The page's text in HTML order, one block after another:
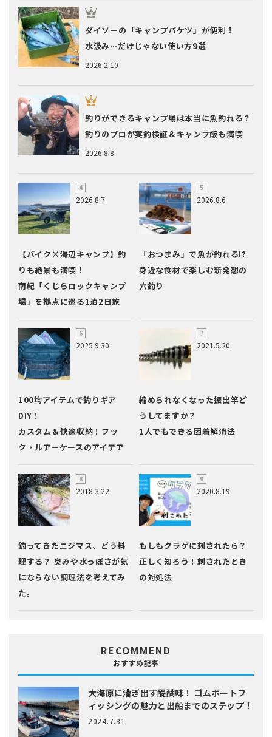
2026.2.10
ダイソーの「キャンプバケツ」が便利！
水汲み…だけじゃない使い方9選
2026.8.8
釣りができるキャンプ場は本当に魚釣れる？
釣りのプロが実釣検証＆キャンプ飯も満喫
2026.8.7
【バイク×海辺キャンプ】釣
りも絶景も満喫！
南紀「くじらロックキャンプ
場」を拠点に巡る1泊2日旅
2026.8.6
「おつまみ」で魚が釣れる!?
身近な食材で楽しむ新発想の
穴釣り
2025.9.30
100均アイテムで釣りギア
DIY！
カスタム＆快適収納！フッ
ク・ルアーケースのアイデア
2021.5.20
縮められなくなった振出竿ど
うしてますか？
1人でもできる固着解消法
2018.3.22
釣ってきたニジマス、どう料
理する？ 臭みや水っぽさが気
にならない調理法を考えてみ
た。
2020.8.19
もしもクラゲに刺されたら？
正しく知ろう！刺されたとき
の対処法
RECOMMEND
おすすめ記事
大海原に漕ぎ出す醍醐味！ ゴムボートフ
ィッシングの魅力と出船までのステップ！
2024.7.31